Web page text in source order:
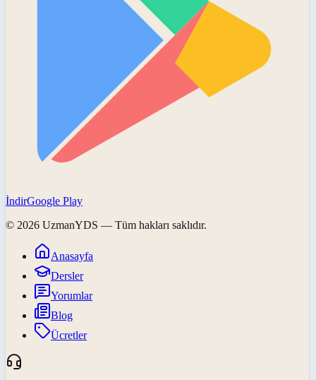
İndirGoogle Play
© 2026 UzmanYDS — Tüm hakları saklıdır.
Anasayfa
Dersler
Yorumlar
Blog
Ücretler